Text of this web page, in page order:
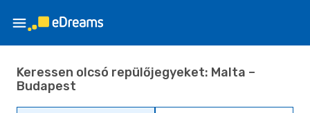
Keressen olcsó repülőjegyeket: Malta –
Budapest